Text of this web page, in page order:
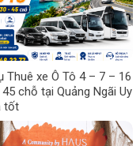
Thuê xe Ô Tô 4 – 7 – 16
chỗ tại Quảng Ngãi Uy
tốt